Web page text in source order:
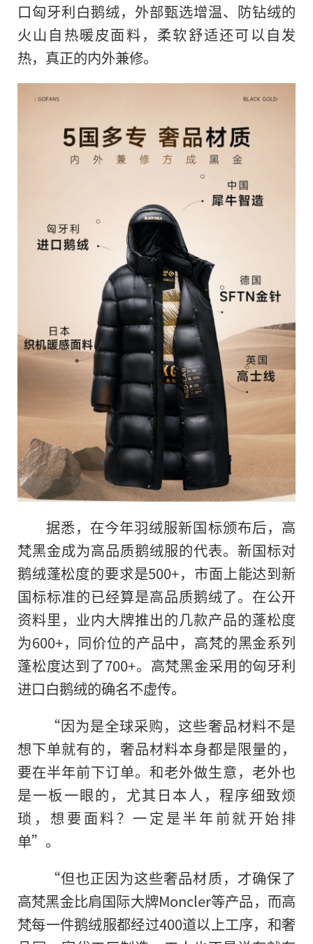
口匈牙利白鹅绒，外部甄选增温、防钻绒的
火山自热暖皮面料，柔软舒适还可以自发
热，真正的内外兼修。
据悉，在今年羽绒服新国标颁布后，高
梵黑金成为高品质鹅绒服的代表。新国标对
鹅绒蓬松度的要求是500+，市面上能达到新
国标标准的已经算是高品质鹅绒了。在公开
资料里，业内大牌推出的几款产品的蓬松度
为600+，同价位的产品中，高梵的黑金系列
蓬松度达到了700+。高梵黑金采用的匈牙利
进口白鹅绒的确名不虚传。
“因为是全球采购，这些奢品材料不是
想下单就有的，奢品材料本身都是限量的，
要在半年前下订单。和老外做生意，老外也
是一板一眼的，尤其日本人，程序细致烦
琐，想要面料？一定是半年前就开始排
单”。
“但也正因为这些奢品材质，才确保了
高梵黑金比肩国际大牌Moncler等产品，而高
梵每一件鹅绒服都经过400道以上工序，和奢